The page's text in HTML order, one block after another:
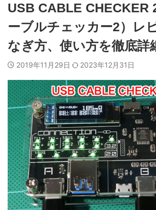
USB CABLE CHECKER
ーブルチェッカー2）レ
なぎ方、使い方を徹底詳
2019年11月29日 2023年12月31日